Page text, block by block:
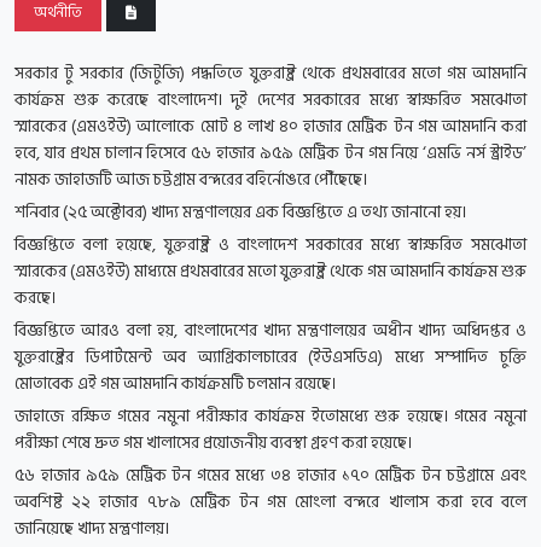
অর্থনীতি
সরকার টু সরকার (জিটুজি) পদ্ধতিতে যুক্তরাষ্ট্র থেকে প্রথমবারের মতো গম আমদানি
কার্যক্রম শুরু করেছে বাংলাদেশ। দুই দেশের সরকারের মধ্যে স্বাক্ষরিত সমঝোতা
স্মারকের (এমওইউ) আলোকে মোট ৪ লাখ ৪০ হাজার মেট্রিক টন গম আমদানি করা
হবে, যার প্রথম চালান হিসেবে ৫৬ হাজার ৯৫৯ মেট্রিক টন গম নিয়ে ‘এমভি নর্স স্ট্রাইড’
নামক জাহাজটি আজ চট্টগ্রাম বন্দরের বহির্নোঙরে পৌঁছেছে।
শনিবার (২৫ অক্টোবর) খাদ্য মন্ত্রণালয়ের এক বিজ্ঞপ্তিতে এ তথ্য জানানো হয়।
বিজ্ঞপ্তিতে বলা হয়েছে, যুক্তরাষ্ট্র ও বাংলাদেশ সরকারের মধ্যে স্বাক্ষরিত সমঝোতা
স্মারকের (এমওইউ) মাধ্যমে প্রথমবারের মতো যুক্তরাষ্ট্র থেকে গম আমদানি কার্যক্রম শুরু
করছে।
বিজ্ঞপ্তিতে আরও বলা হয়, বাংলাদেশের খাদ্য মন্ত্রণালয়ের অধীন খাদ্য অধিদপ্তর ও
যুক্তরাষ্ট্রের ডিপার্টমেন্ট অব অ্যাগ্রিকালচারের (ইউএসডিএ) মধ্যে সম্পাদিত চুক্তি
মোতাবেক এই গম আমদানি কার্যক্রমটি চলমান রয়েছে।
জাহাজে রক্ষিত গমের নমুনা পরীক্ষার কার্যক্রম ইতোমধ্যে শুরু হয়েছে। গমের নমুনা
পরীক্ষা শেষে দ্রুত গম খালাসের প্রয়োজনীয় ব্যবস্থা গ্রহণ করা হয়েছে।
৫৬ হাজার ৯৫৯ মেট্রিক টন গমের মধ্যে ৩৪ হাজার ১৭০ মেট্রিক টন চট্টগ্রামে এবং
অবশিষ্ট ২২ হাজার ৭৮৯ মেট্রিক টন গম মোংলা বন্দরে খালাস করা হবে বলে
জানিয়েছে খাদ্য মন্ত্রণালয়।